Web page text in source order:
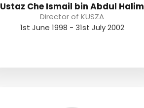
Ustaz Che Ismail bin Abdul Halim
Director of KUSZA
1st June 1998 - 31st July 2002